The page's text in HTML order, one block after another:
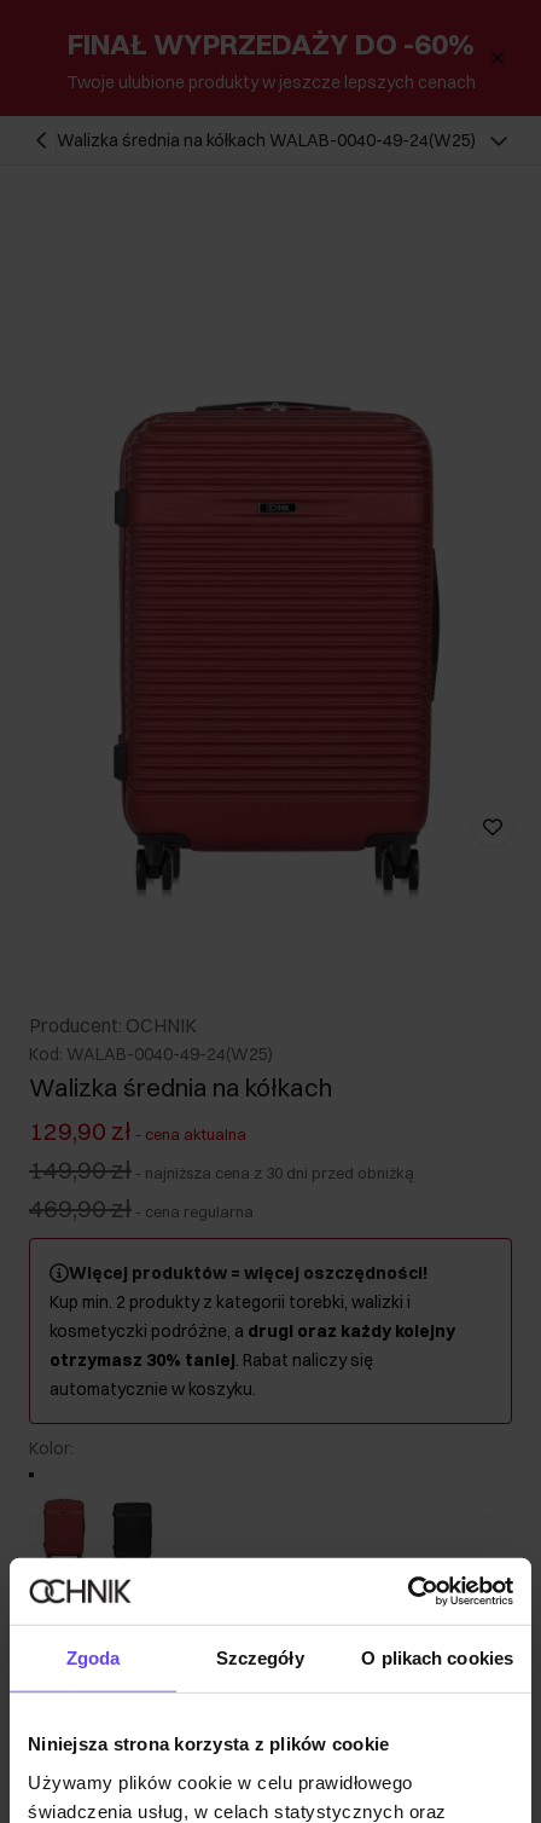
Zgoda Szczegóły O plikach cookies
Niniejsza strona korzysta z plików cookie
Używamy plików cookie w celu prawidłowego
świadczenia usług, w celach statystycznych oraz
FINAŁ WYPRZEDAŻY DO -60%
Twoje ulubione produkty w jeszcze lepszych cenach
Walizka średnia na kółkach WALAB-0040-49-24(W25)
Producent: OCHNIK
Kod: WALAB-0040-49-24(W25)
Walizka średnia na kółkach
129,90 zł - cena aktualna
149,90 zł - najniższa cena z 30 dni przed obniżką
469,90 zł - cena regularna
Więcej produktów = więcej oszczędności!
Kup min. 2 produkty z kategorii torebki, walizki i
kosmetyczki podróżne, a drugi oraz każdy kolejny
otrzymasz 30% taniej. Rabat naliczy się
automatycznie w koszyku.
Kolor:
Produkt niedostępny
Powiadom mnie o dostępności mailem.
Powiadom o dostępności